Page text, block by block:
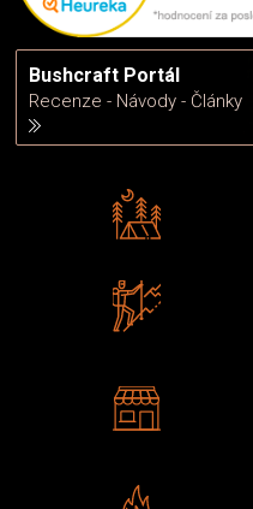
Bushcraft Portál
Recenze - Návody - Články